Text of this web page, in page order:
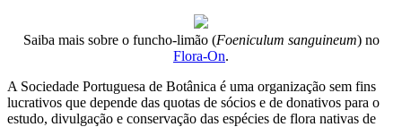
Saiba mais sobre o funcho-limão (Foeniculum sanguineum) no
Flora-On.
A Sociedade Portuguesa de Botânica é uma organização sem fins
lucrativos que depende das quotas de sócios e de donativos para o
estudo, divulgação e conservação das espécies de flora nativas de